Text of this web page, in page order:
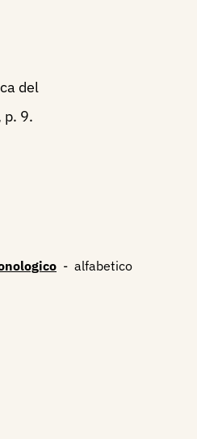
del
p. 9.
- alfabetico